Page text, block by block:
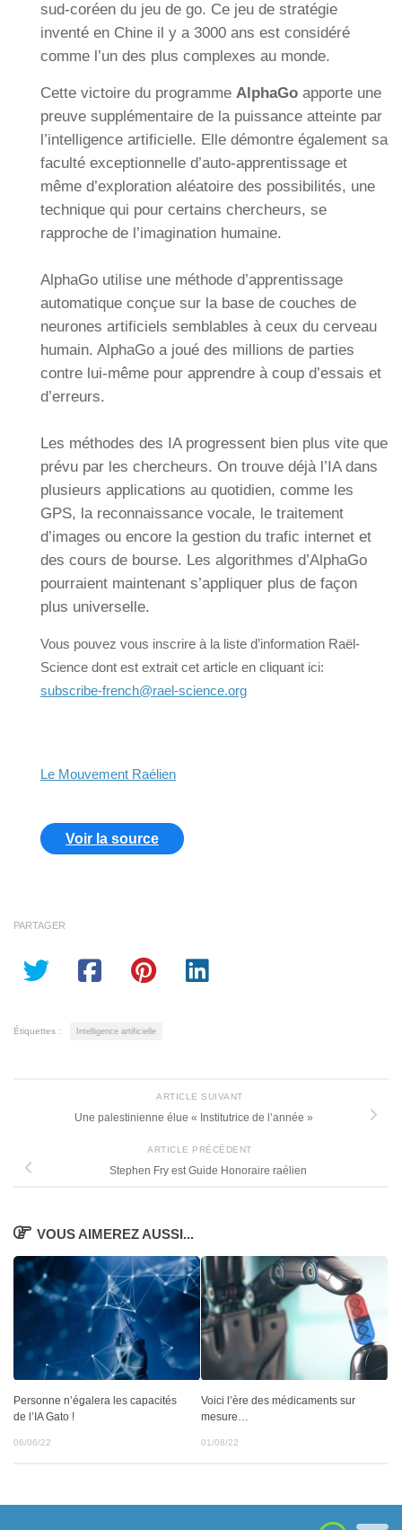
sud-coréen du jeu de go. Ce jeu de stratégie
inventé en Chine il y a 3000 ans est considéré
comme l’un des plus complexes au monde.
Cette victoire du programme AlphaGo apporte une
preuve supplémentaire de la puissance atteinte par
l’intelligence artificielle. Elle démontre également sa
faculté exceptionnelle d’auto-apprentissage et
même d’exploration aléatoire des possibilités, une
technique qui pour certains chercheurs, se
rapproche de l’imagination humaine.
AlphaGo utilise une méthode d’apprentissage
automatique conçue sur la base de couches de
neurones artificiels semblables à ceux du cerveau
humain. AlphaGo a joué des millions de parties
contre lui-même pour apprendre à coup d’essais et
d’erreurs.
Les méthodes des IA progressent bien plus vite que
prévu par les chercheurs. On trouve déjà l’IA dans
plusieurs applications au quotidien, comme les
GPS, la reconnaissance vocale, le traitement
d’images ou encore la gestion du trafic internet et
des cours de bourse. Les algorithmes d’AlphaGo
pourraient maintenant s’appliquer plus de façon
plus universelle.
Vous pouvez vous inscrire à la liste d’information Raël-
Science dont est extrait cet article en cliquant ici:
subscribe-french@rael-science.org
Le Mouvement Raélien
Voir la source
PARTAGER
Étiquettes : Intelligence artificielle
ARTICLE SUIVANT
Une palestinienne élue « Institutrice de l’année »
ARTICLE PRÉCÉDENT
Stephen Fry est Guide Honoraire raélien
VOUS AIMEREZ AUSSI...
Personne n’égalera les capacités
de l’IA Gato !
06/06/22
Voici l’ère des médicaments sur
mesure…
01/08/22